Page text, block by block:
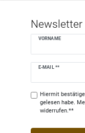
Newsletter
VORNAME
E-MAIL **
Newsletter
Hiermit
gelesen habe.
widerrufen.**